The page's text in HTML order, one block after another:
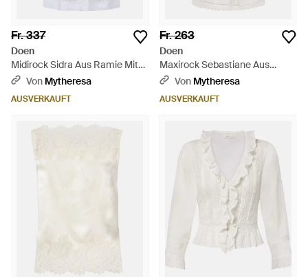
Fr. 337
Doen
Midirock Sidra Aus Ramie Mit
Spitze - Weiß
Von Mytheresa
AUSVERKAUFT
Fr. 263
Doen
Maxirock Sebastiane Aus
Baumwollpopeline - Weiß
Von Mytheresa
AUSVERKAUFT